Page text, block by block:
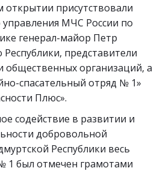
присутствовали
управления МЧС России по
генерал-майор Петр
представители
общественных организаций, а
спасательный отряд № 1»
Плюс».
содействие в развитии и
добровольной
Республики весь
1 был отмечен грамотами